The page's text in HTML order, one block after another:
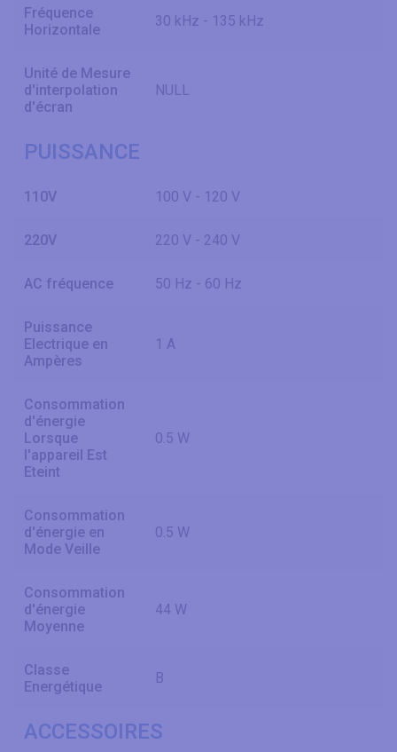
Fréquence
Horizontale
30 kHz - 135 kHz
Unité de Mesure
d'interpolation
d'écran
NULL
PUISSANCE
110V 100 V - 120 V
220V 220 V - 240 V
AC fréquence 50 Hz - 60 Hz
Puissance
Electrique en
Ampères
1 A
Consommation
d'énergie
Lorsque
l'appareil Est
Eteint
0.5 W
Consommation
d'énergie en
Mode Veille
0.5 W
Consommation
d'énergie
Moyenne
44 W
Classe
Energétique
B
ACCESSOIRES